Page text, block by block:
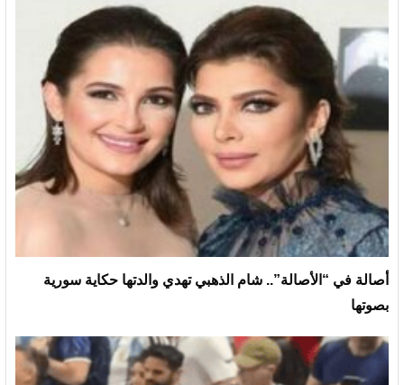
أصالة في “الأصالة”.. شام الذهبي تهدي والدتها حكاية سورية
بصوتها